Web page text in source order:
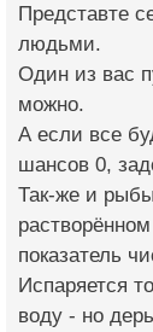
Представте
людьми.
Один из вас
можно.
А если все
шансов 0,
Так-же и
показатель
Испаряется
воду - но